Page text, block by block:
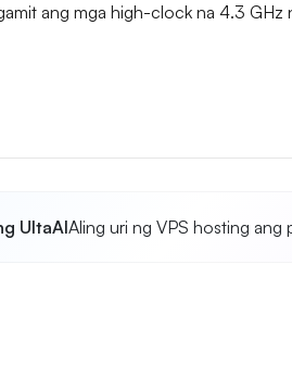
ang mga high-clock na 4.3 GHz
UltaAIAling uri ng VPS hosting ang